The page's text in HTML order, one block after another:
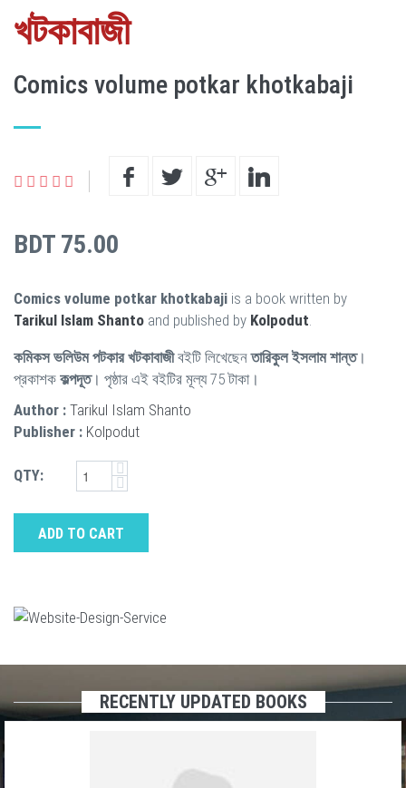
খটকাবাজী
Comics volume potkar khotkabaji
BDT 75.00
Comics volume potkar khotkabaji is a book written by
Tarikul Islam Shanto and published by Kolpodut
কমিকস ভলিউম পটকার খটকাবাজীবইটি লিখেছেনতারিকুল ইসলাম শান্ত।
প্রকাশক কল্পদূত। পৃষ্ঠার এই বইটির মূল্য 75 টাকা।
Author : Tarikul Islam Shanto
Publisher : Kolpodut
QTY:
ADD TO CART
RECENTLY UPDATED BOOKS